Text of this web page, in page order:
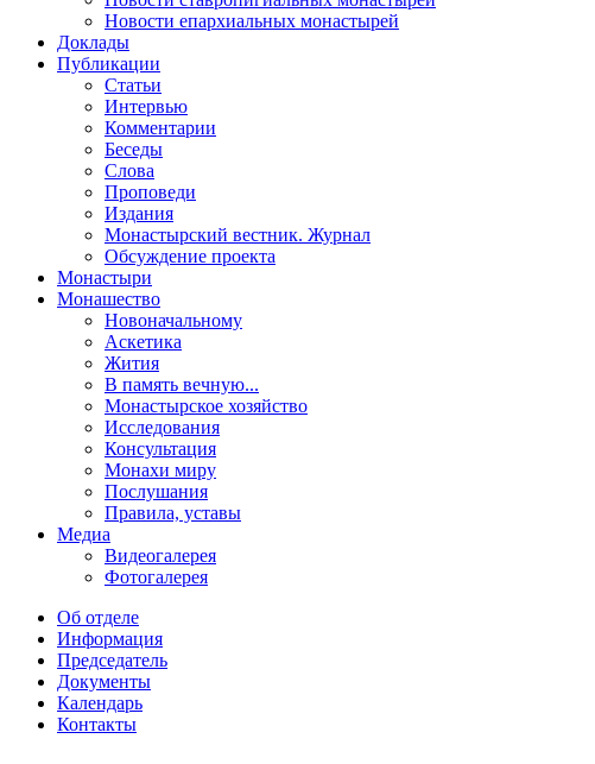
Новости епархиальных монастырей
Доклады
Публикации
Статьи
Интервью
Комментарии
Беседы
Слова
Проповеди
Издания
Монастырский вестник. Журнал
Обсуждение проекта
Монастыри
Монашество
Новоначальному
Аскетика
Жития
В память вечную...
Монастырское хозяйство
Исследования
Консультация
Монахи миру
Послушания
Правила, уставы
Медиа
Видеогалерея
Фотогалерея
Об отделе
Информация
Председатель
Документы
Календарь
Контакты